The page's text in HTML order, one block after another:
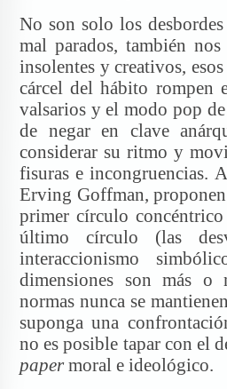
No son solo los
mal parados, también
insolentes y creativos,
cárcel del hábito rompen
valsarios y el modo pop
de negar en clave
considerar su ritmo y
fisuras e incongruencias.
Erving Goffman,
primer círculo
último círculo (las
interaccionismo
dimensiones son más o
normas nunca se
suponga una
no es posible tapar con el
papermoral e ideológico.